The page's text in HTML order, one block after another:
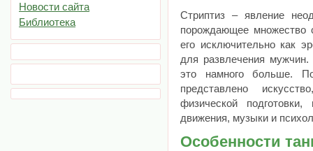
Новости сайта
Библиотека
Стриптиз – явление
порождающее множество
его исключительно как
для развлечения мужчин.
это намного больше.
представлено
физической
движения, музыки и
Особенности